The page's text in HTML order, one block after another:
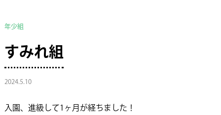
年少組
すみれ組
2024.5.10
入園、進級して1ヶ月が経ちました！